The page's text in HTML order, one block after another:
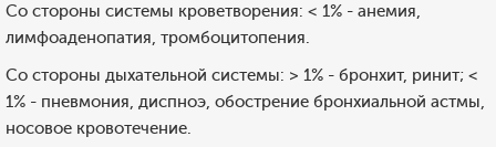
Со стороны системы кроветворения: < 1% - анемия,
лимфоаденопатия, тромбоцитопения.
Со стороны дыхательной системы: > 1% - бронхит, ринит; <
1% - пневмония, диспноэ, обострение бронхиальной астмы,
носовое кровотечение.